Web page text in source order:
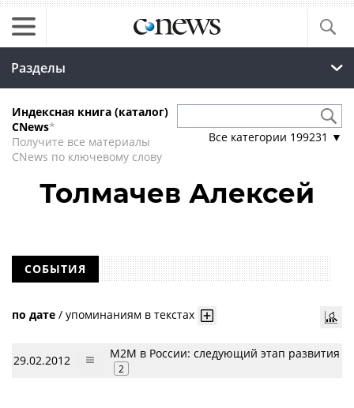
Разделы
Индексная книга (каталог)
CNews*
Получите все материалы
CNews по ключевому слову
Все категории 199231 ▼
Толмачев Алексей
СОБЫТИЯ
по дате / упоминаниям в текстах
29.02.2012 М2М в России: следующий этап развития
2